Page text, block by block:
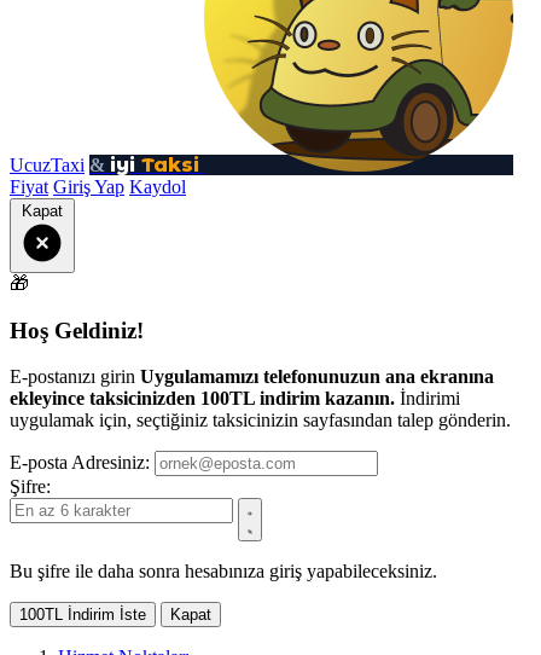
UcuzTaxi & iyi Taksi
Fiyat Giriş Yap Kaydol
Kapat
🎁
Hoş Geldiniz!
E-postanızı girin Uygulamamızı telefonunuzun ana ekranına
ekleyince taksicinizden 100TL indirim kazanın. İndirimi
uygulamak için, seçtiğiniz taksicinizin sayfasından talep gönderin.
E-posta Adresiniz:
Şifre:
Bu şifre ile daha sonra hesabınıza giriş yapabileceksiniz.
100TL İndirim İste Kapat